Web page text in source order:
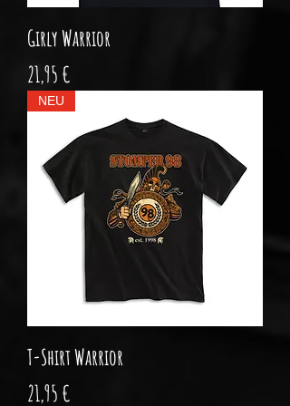
Girly Warrior
Preis
21,95 €
NEU
T-Shirt Warrior
Preis
21,95 €